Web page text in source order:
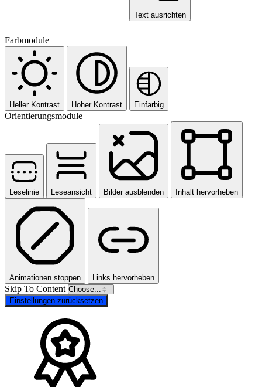
Text ausrichten
Farbmodule
Heller Kontrast Hoher Kontrast Einfarbig
Orientierungsmodule
Leselinie Leseansicht Bilder ausblenden Inhalt hervorheben
Animationen stoppen Links hervorheben
Skip To Content
Einstellungen zurücksetzen